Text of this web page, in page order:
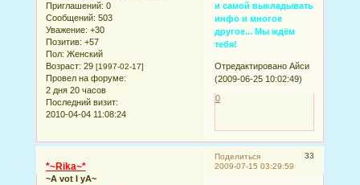
Приглашений: 0
Сообщений: 503
Уважение: +30
Позитив: +57
Пол: Женский
Возраст: 29 [1997-02-17]
Провел на форуме:
2 дня 20 часов
Последний визит:
2010-04-04 11:08:24
и самой выкладывать
инфо и многое
другое... Мы ждём
тебя!
Отредактировано Айси
(2009-06-25 10:02:49)
0
Поделиться
33
2009-07-15 03:29:59
*~Rika~*
~A vot I yA~